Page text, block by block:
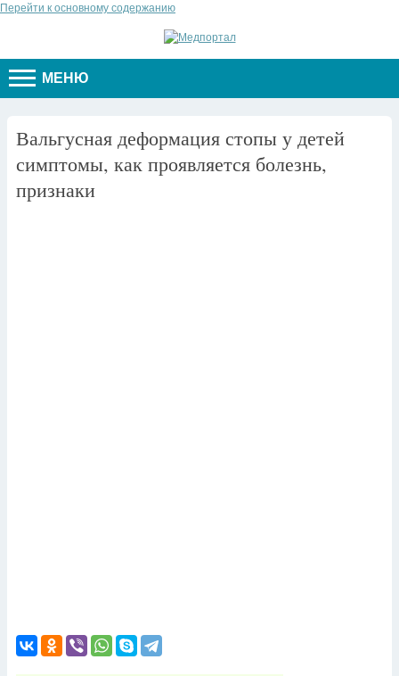
Перейти к основному содержанию
МЕНЮ
Вальгусная деформация стопы у детей
симптомы, как проявляется болезнь,
признаки